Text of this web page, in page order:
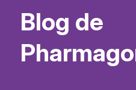
Blog de